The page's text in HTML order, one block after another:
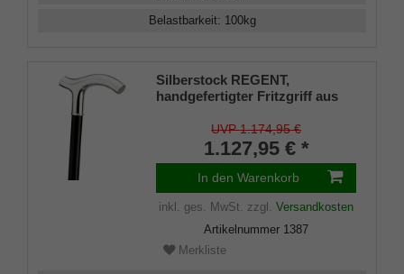
Belastbarkeit: 100kg
Silberstock REGENT,
handgefertigter Fritzgriff aus
mit Gravurplatten, Stock aus
echtem Makassar-Ebenholz,
Gummipuffer
UVP 1.174,95 €
1.127,95 € *
In den Warenkorb
inkl. ges. MwSt. zzgl. Versandkosten
Artikelnummer 1387
Merkliste